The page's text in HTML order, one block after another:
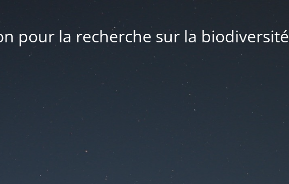
pour la recherche sur la biodiversité